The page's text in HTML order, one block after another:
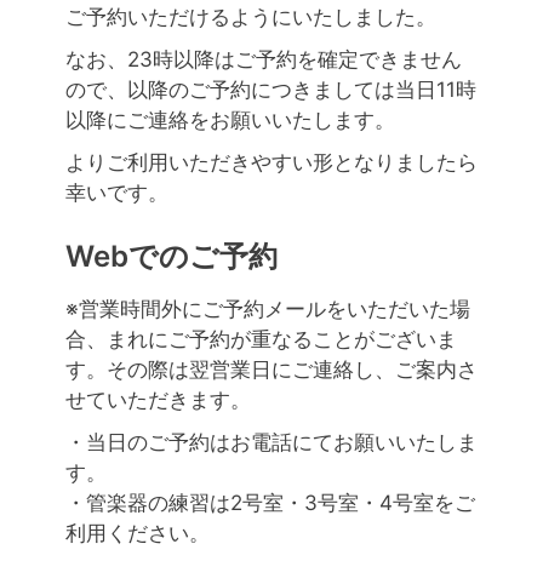
ご予約いただけるようにいたしました。
なお、23時以降はご予約を確定できません
ので、以降のご予約につきましては当日11時
以降にご連絡をお願いいたします。
よりご利用いただきやすい形となりましたら
幸いです。
Webでのご予約
※営業時間外にご予約メールをいただいた場
合、まれにご予約が重なることがございま
す。その際は翌営業日にご連絡し、ご案内さ
せていただきます。
・当日のご予約はお電話にてお願いいたしま
す。
・管楽器の練習は2号室・3号室・4号室をご
利用ください。